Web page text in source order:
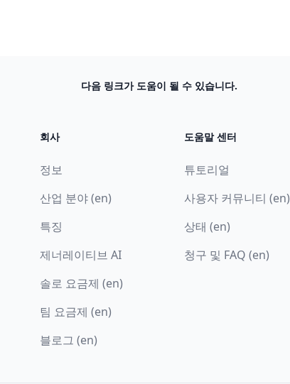
다음 링크가 도움이 될 수 있습니다.
회사
정보
산업 분야 (en)
특징
제너레이티브 AI
솔로 요금제 (en)
팀 요금제 (en)
블로그 (en)
도움말 센터
튜토리얼
사용자 커뮤니티 (en)
상태 (en)
청구 및 FAQ (en)